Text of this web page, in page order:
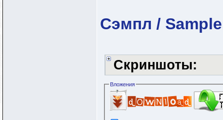
Сэмпл / Sample
Скриншоты:
Вложения